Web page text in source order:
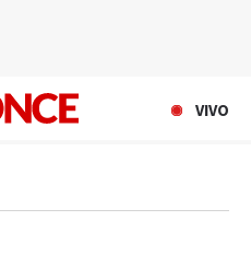
VIVO